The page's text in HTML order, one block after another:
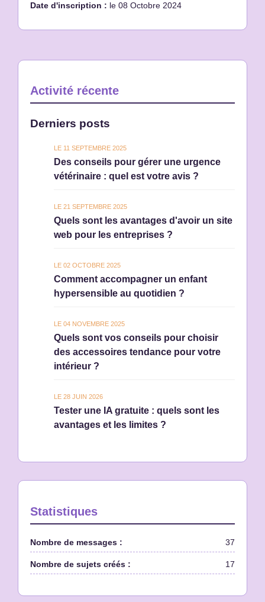
Date d'inscription : le 08 Octobre 2024
Activité récente
Derniers posts
LE 11 SEPTEMBRE 2025
Des conseils pour gérer une urgence
vétérinaire : quel est votre avis ?
LE 21 SEPTEMBRE 2025
Quels sont les avantages d'avoir un site
web pour les entreprises ?
LE 02 OCTOBRE 2025
Comment accompagner un enfant
hypersensible au quotidien ?
LE 04 NOVEMBRE 2025
Quels sont vos conseils pour choisir
des accessoires tendance pour votre
intérieur ?
LE 28 JUIN 2026
Tester une IA gratuite : quels sont les
avantages et les limites ?
Statistiques
Nombre de messages : 37
Nombre de sujets créés : 17